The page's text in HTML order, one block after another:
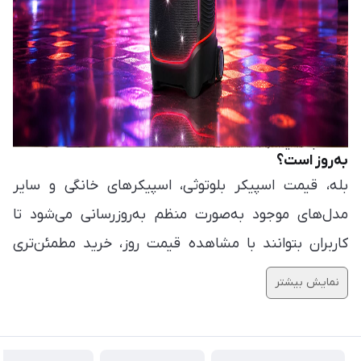
چگونه بهترین اسپیکر را متناسب با بودجه خود انتخاب
کنم؟
با استفاده از فیلترهای موجود در سایت و مقایسه
مشخصات فنی، امکانات و قیمت محصولات، می‌توانید
مناسب‌ترین اسپیکر را متناسب با نیاز و بودجه خود
انتخاب کنید.
آیا قیمت اسپیکرهای بلوتوثی و خانگی در گوشی آنلاین
به‌روز است؟
بله، قیمت اسپیکر بلوتوثی، اسپیکرهای خانگی و سایر
مدل‌های موجود به‌صورت منظم به‌روزرسانی می‌شود تا
کاربران بتوانند با مشاهده قیمت روز، خرید مطمئن‌تری
داشته باشند.
نمایش بیشتر